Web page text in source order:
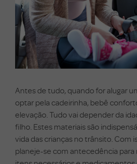
Antes de tudo, quando for alugar
optar pela cadeirinha, bebê
elevação. Tudo vai depender da
filho. Estes materiais são
vida das crianças no trânsito. Com
planeje-se com antecedência para